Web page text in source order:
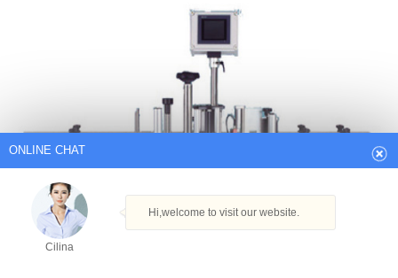
Hi,welcome to visit our website.
Cilina